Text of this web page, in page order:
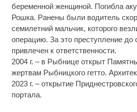
беременной женщиной. Погибла
Рошка. Ранены были водитель
семилетний мальчик, которого
операцию. За это преступление до
привлечен к ответственности.
2004 г. – в Рыбнице открыт
жертвам Рыбницкого гетто.
2023 г. – открытие
портала.